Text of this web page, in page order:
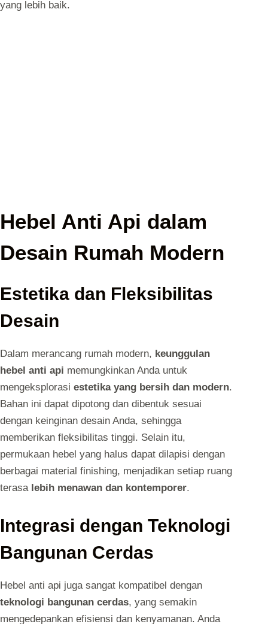
yang lebih baik.
Hebel Anti Api dalam
Desain Rumah Modern
Estetika dan Fleksibilitas
Desain
Dalam merancang rumah modern, keunggulan
hebel anti api memungkinkan Anda untuk
mengeksplorasi estetika yang bersih dan modern.
Bahan ini dapat dipotong dan dibentuk sesuai
dengan keinginan desain Anda, sehingga
memberikan fleksibilitas tinggi. Selain itu,
permukaan hebel yang halus dapat dilapisi dengan
berbagai material finishing, menjadikan setiap ruang
terasa lebih menawan dan kontemporer.
Integrasi dengan Teknologi
Bangunan Cerdas
Hebel anti api juga sangat kompatibel dengan
teknologi bangunan cerdas, yang semakin
mengedepankan efisiensi dan kenyamanan. Anda